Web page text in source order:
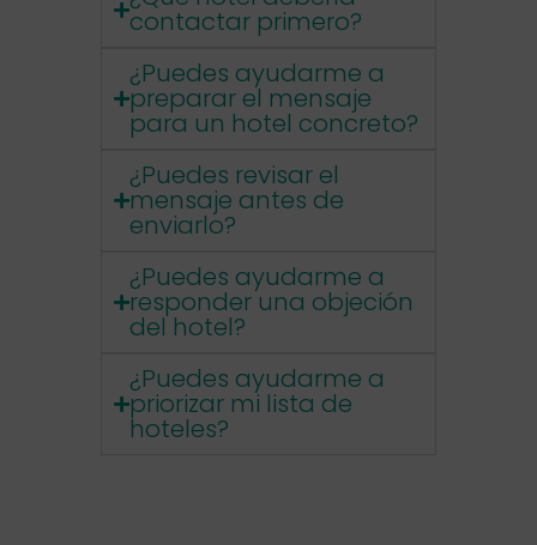
contactar primero?
¿Puedes ayudarme a
preparar el mensaje
para un hotel concreto?
¿Puedes revisar el
mensaje antes de
enviarlo?
¿Puedes ayudarme a
responder una objeción
del hotel?
¿Puedes ayudarme a
priorizar mi lista de
hoteles?